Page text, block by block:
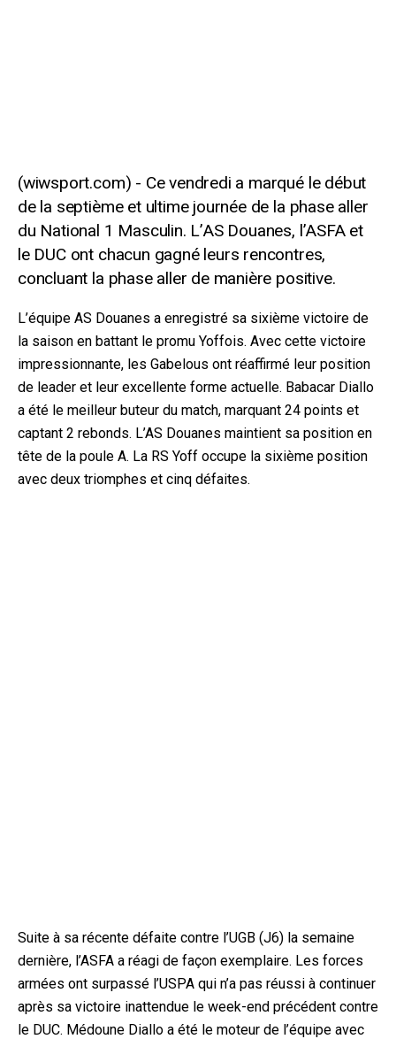
Ce vendredi a marqué le début
de la septième et ultime journée de la phase aller
du National 1 Masculin. L’AS Douanes, l’ASFA et
le DUC ont chacun gagné leurs rencontres,
concluant la phase aller de manière positive.
L’équipe AS Douanes a enregistré sa sixième victoire de
la saison en battant le promu Yoffois. Avec cette victoire
impressionnante, les Gabelous ont réaffirmé leur position
de leader et leur excellente forme actuelle. Babacar Diallo
a été le meilleur buteur du match, marquant 24 points et
captant 2 rebonds. L’AS Douanes maintient sa position en
tête de la poule A. La RS Yoff occupe la sixième position
avec deux triomphes et cinq défaites.
Suite à sa récente défaite contre l’UGB (J6) la semaine
dernière, l’ASFA a réagi de façon exemplaire. Les forces
armées ont surpassé l’USPA qui n’a pas réussi à continuer
après sa victoire inattendue le week-end précédent contre
le DUC. Médoune Diallo a été le moteur de l’équipe avec